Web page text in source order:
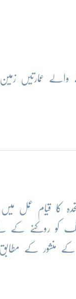
عمارتیں
کا قیام عمل
روکنے کے لئے
کے منشور کے